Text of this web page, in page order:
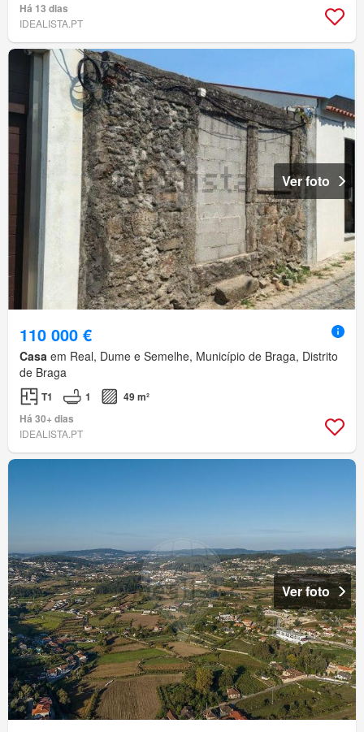
Há 13 dias
IDEALISTA.PT
Ver foto
110 000 €
Casa em Real, Dume e Semelhe, Município de Braga, Distrito
de Braga
T1 1
49 m²
Há 30+ dias
IDEALISTA.PT
Ver foto